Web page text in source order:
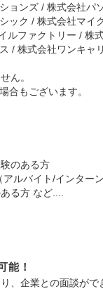
ョンズ / 株式会社
ック / 株式会社マ
ルファクトリー /
/ 株式会社ワンキャ
ん。
合もございます。
のある方
ルバイト/インター
る方 など....
能！
、企業との面談がで